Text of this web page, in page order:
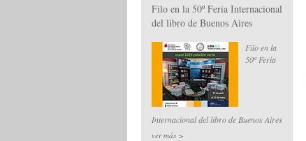
Filo en la 50º Feria Internacional
del libro de Buenos Aires
Filo en la
50º Feria
Internacional del libro de Buenos Aires
ver más >